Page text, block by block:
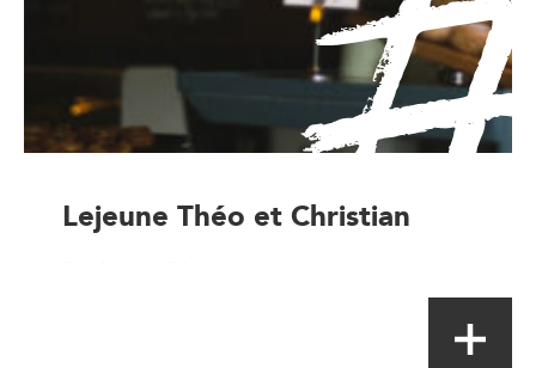
Lejeune Théo et Christian